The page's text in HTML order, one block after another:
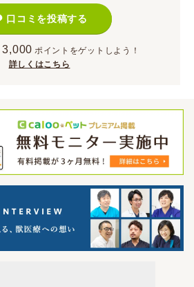
口コミを投稿する
3,000 ポイント をゲットしよう！
詳しくはこちら